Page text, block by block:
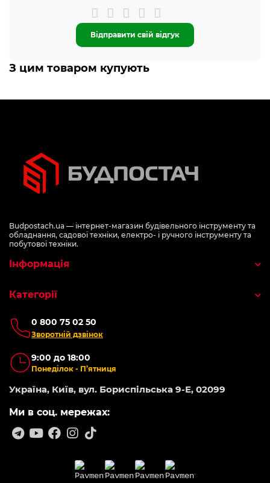
Відправити свій відгук
З цим товаром купують
Budpostach.ua — інтернет-магазин будівельного інструменту та
обладнання, садової техніки, електро- і ручного інструменту та
побутової техніки.
0 800 75 02 50
Зворотній дзвінок
9:00 до 18:00
Понеділок - П’ятниця
Україна, Київ, вул. Бориспільська 9-Е, 02099
Ми в соц. мережах:
Інформація
Категорії